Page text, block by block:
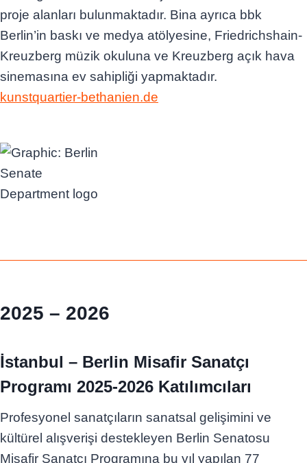
proje alanları bulunmaktadır. Bina ayrıca bbk
Berlin’in baskı ve medya atölyesine, Friedrichshain-
Kreuzberg müzik okuluna ve Kreuzberg açık hava
sinemasına ev sahipliği yapmaktadır.
kunstquartier-bethanien.de
2025 – 2026
İstanbul – Berlin Misafir Sanatçı
Programı 2025-2026 Katılımcıları
Profesyonel sanatçıların sanatsal gelişimini ve
kültürel alışverişi destekleyen Berlin Senatosu
Misafir Sanatçı Programına bu yıl yapılan 77